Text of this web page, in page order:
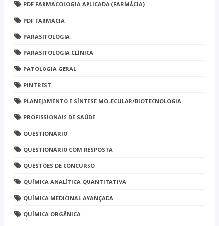
PDF FARMACOLOGIA APLICADA (FARMÁCIA)
PDF FARMÁCIA
PARASITOLOGIA
PARASITOLOGIA CLÍNICA
PATOLOGIA GERAL
PINTREST
PLANEJAMENTO E SÍNTESE MOLECULAR/BIOTECNOLOGIA
PROFISSIONAIS DE SAÚDE
QUESTIONÁRIO
QUESTIONÁRIO COM RESPOSTA
QUESTÕES DE CONCURSO
QUÍMICA ANALÍTICA QUANTITATIVA
QUÍMICA MEDICINAL AVANÇADA
QUÍMICA ORGÂNICA